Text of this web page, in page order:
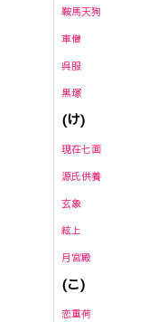
鞍馬天狗
車僧
呉服
黒塚
(け)
現在七面
源氏供養
玄象
絃上
月宮殿
(こ)
恋重荷